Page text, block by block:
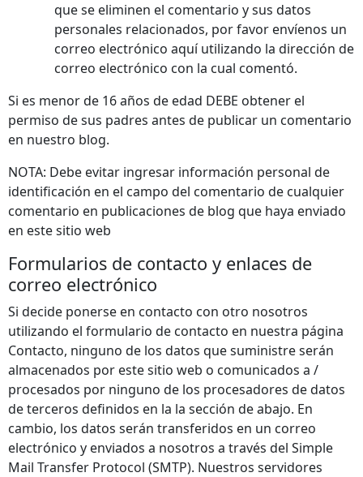
que se eliminen el comentario y sus datos
personales relacionados, por favor envíenos un
correo electrónico aquí utilizando la dirección de
correo electrónico con la cual comentó.
Si es menor de 16 años de edad DEBE obtener el
permiso de sus padres antes de publicar un comentario
en nuestro blog.
NOTA: Debe evitar ingresar información personal de
identificación en el campo del comentario de cualquier
comentario en publicaciones de blog que haya enviado
en este sitio web
Formularios de contacto y enlaces de
correo electrónico
Si decide ponerse en contacto con otro nosotros
utilizando el formulario de contacto en nuestra página
Contacto, ninguno de los datos que suministre serán
almacenados por este sitio web o comunicados a /
procesados por ninguno de los procesadores de datos
de terceros definidos en la la sección de abajo. En
cambio, los datos serán transferidos en un correo
electrónico y enviados a nosotros a través del Simple
Mail Transfer Protocol (SMTP). Nuestros servidores